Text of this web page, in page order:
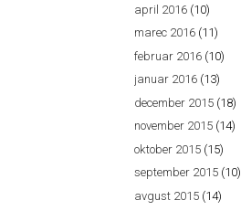
april 2016 (10)
marec 2016 (11)
februar 2016 (10)
januar 2016 (13)
december 2015 (18)
november 2015 (14)
oktober 2015 (15)
september 2015 (10)
avgust 2015 (14)